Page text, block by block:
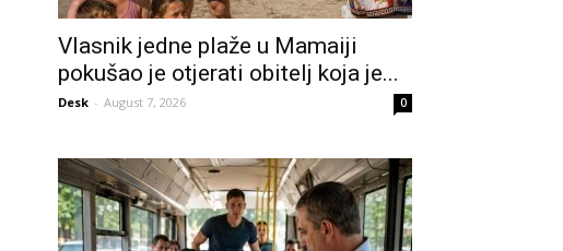
Vlasnik jedne plaže u Mamaiji
pokušao je otjerati obitelj koja je...
Desk - August 7, 2026 0